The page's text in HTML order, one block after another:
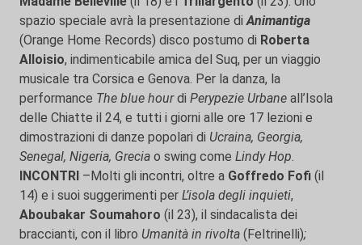
spazio speciale avrà la presentazione diAnimantiga
(Orange Home Records) disco postumo di Roberta
Alloisio, indimenticabile amica del Suq, per un viaggio
musicale tra Corsica e Genova. Per la danza, la
performance The blue hourdi Perypezie Urbane all’Isola
delle Chiatte il 24, e tutti i giorni alle ore 17 lezioni e
dimostrazioni di danze popolari di Ucraina, Georgia,
Senegal, Nigeria, Grecia o swing come Lindy Hop.
INCONTRI –Molti gli incontri, oltre a Goffredo Fofi (il
14) e i suoi suggerimenti per L’isola degli inquieti,
Aboubakar Soumahoro (il 23), il sindacalista dei
braccianti, con il libro Umanità in rivolta (Feltrinelli);